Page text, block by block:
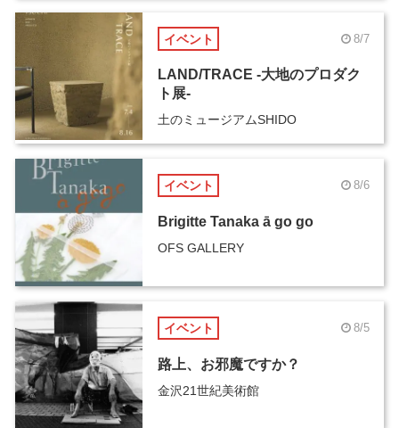
イベント 8/7
LAND/TRACE -大地のプロダク
ト展-
土のミュージアムSHIDO
イベント 8/6
Brigitte Tanaka ā go go
OFS GALLERY
イベント 8/5
路上、お邪魔ですか？
金沢21世紀美術館